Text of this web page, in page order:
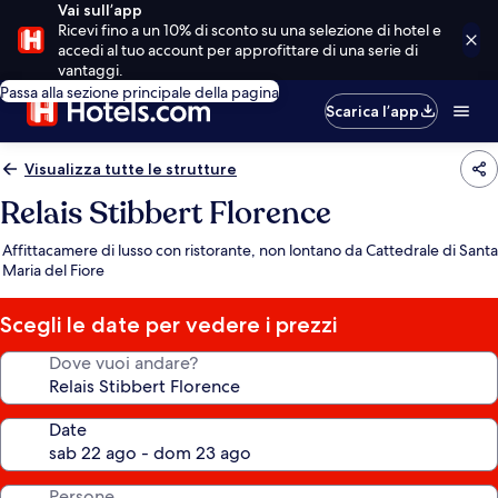
Vai sull’app
Ricevi fino a un 10% di sconto su una selezione di hotel e
accedi al tuo account per approfittare di una serie di
vantaggi.
Passa alla sezione principale della pagina
Scarica l’app
Visualizza tutte le strutture
Relais Stibbert Florence
Affittacamere di lusso con ristorante, non lontano da Cattedrale di Santa
Maria del Fiore
Scegli le date per vedere i prezzi
Dove vuoi andare?
Date